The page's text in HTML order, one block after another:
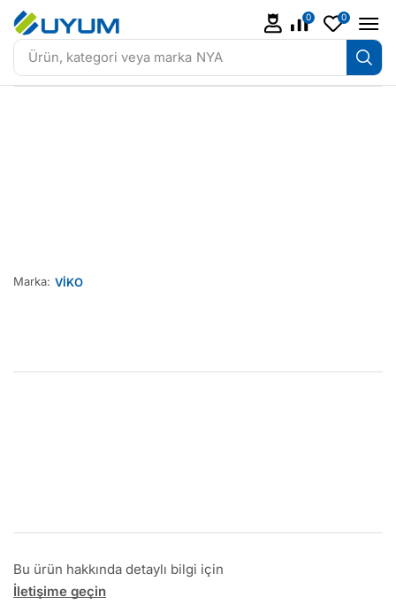
Ürün, kategori veya marka NYA
0 0
Marka: VİKO
Bu ürün hakkında detaylı bilgi için
İletişime geçin